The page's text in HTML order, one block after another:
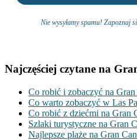
Nie wysyłamy spamu! Zapoznaj
Najczęściej czytane na
Co robić i zobaczyć na
Co warto zobaczyć w Las
Co robić z dziećmi na Gran
Szlaki turystyczne na Gran
Najlepsze plaże na Gran